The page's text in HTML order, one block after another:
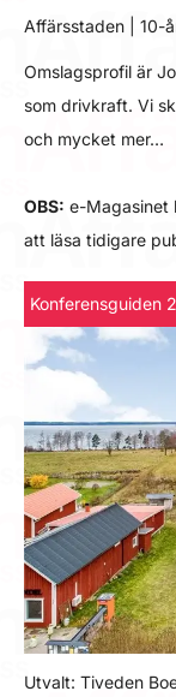
Affärsstaden | 10-
Omslagsprofil är
som drivkraft. Vi
och mycket mer…
OBS: e-Magasinet
att läsa tidigare
Konferensguiden
Utvalt: Tiveden